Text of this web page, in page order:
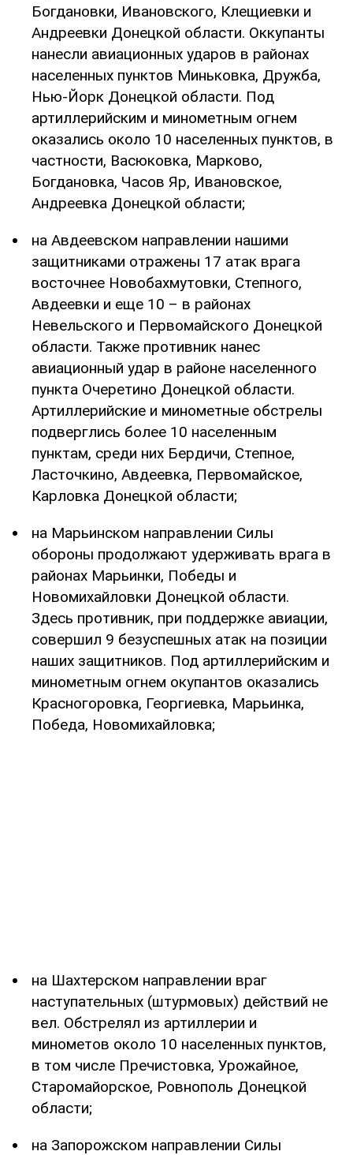
Богдановки, Ивановского, Клещиевки и
Андреевки Донецкой области. Оккупанты
нанесли авиационных ударов в районах
населенных пунктов Миньковка, Дружба,
Нью-Йорк Донецкой области. Под
артиллерийским и минометным огнем
оказались около 10 населенных пунктов, в
частности, Васюковка, Марково,
Богдановка, Часов Яр, Ивановское,
Андреевка Донецкой области;
на Авдеевском направлении нашими
защитниками отражены 17 атак врага
восточнее Новобахмутовки, Степного,
Авдеевки и еще 10 – в районах
Невельского и Первомайского Донецкой
области. Также противник нанес
авиационный удар в районе населенного
пункта Очеретино Донецкой области.
Артиллерийские и минометные обстрелы
подверглись более 10 населенным
пунктам, среди них Бердичи, Степное,
Ласточкино, Авдеевка, Первомайское,
Карловка Донецкой области;
на Марьинском направлении Силы
обороны продолжают удерживать врага в
районах Марьинки, Победы и
Новомихайловки Донецкой области.
Здесь противник, при поддержке авиации,
совершил 9 безуспешных атак на позиции
наших защитников. Под артиллерийским и
минометным огнем окупантов оказались
Красногоровка, Георгиевка, Марьинка,
Победа, Новомихайловка;
на Шахтерском направлении враг
наступательных (штурмовых) действий не
вел. Обстрелял из артиллерии и
минометов около 10 населенных пунктов,
в том числе Пречистовка, Урожайное,
Старомайорское, Ровнополь Донецкой
области;
на Запорожском направлении Силы